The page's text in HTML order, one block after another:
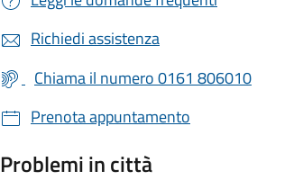
Richiedi assistenza
Chiama il numero 0161 806010
Prenota appuntamento
Problemi in città